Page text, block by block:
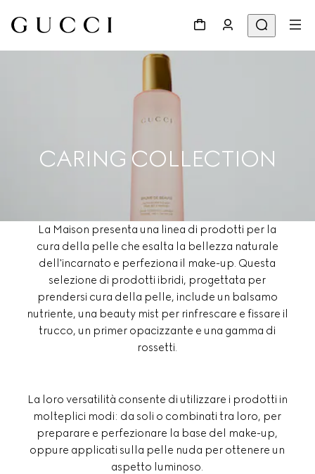
CARING COLLECTION
La Maison presenta una linea di prodotti per la
cura della pelle che esalta la bellezza naturale
dell'incarnato e perfeziona il make-up. Questa
selezione di prodotti ibridi, progettata per
prendersi cura della pelle, include un balsamo
nutriente, una beauty mist per rinfrescare e fissare il
trucco, un primer opacizzante e una gamma di
rossetti.
La loro versatilità consente di utilizzare i prodotti in
molteplici modi: da soli o combinati tra loro, per
preparare e perfezionare la base del make-up,
oppure applicati sulla pelle nuda per ottenere un
aspetto luminoso.